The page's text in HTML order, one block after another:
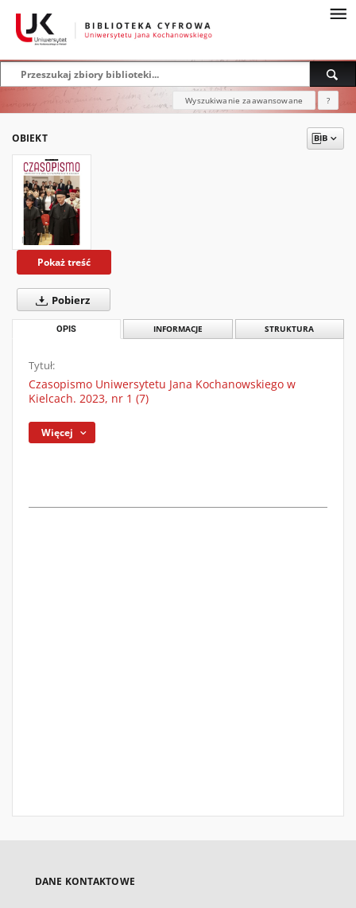
Wyszukiwanie zaawansowane ?
OBIEKT
Pokaż treść
Pobierz
OPIS INFORMACJE STRUKTURA
Tytuł:
Czasopismo Uniwersytetu Jana Kochanowskiego w
Kielcach. 2023, nr 1 (7)
Więcej
DANE KONTAKTOWE